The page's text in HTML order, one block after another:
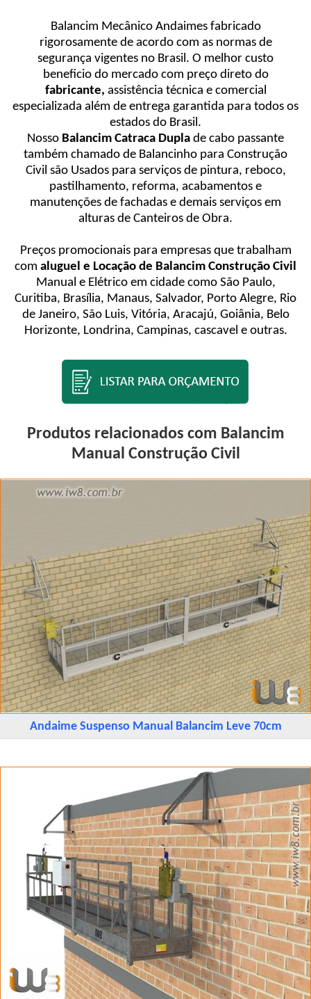
Balancim Mecânico Andaimes fabricado
rigorosamente de acordo com as normas de
segurança vigentes no Brasil. O melhor custo
beneficio do mercado com preço direto do
fabricante, assistência técnica e comercial
especializada além de entrega garantida para todos os
estados do Brasil.
Nosso Balancim Catraca Dupla de cabo passante
também chamado de Balancinho para Construção
Civil são Usados para serviços de pintura, reboco,
pastilhamento, reforma, acabamentos e
manutenções de fachadas e demais serviços em
alturas de Canteiros de Obra.
Preços promocionais para empresas que trabalham
com aluguel e Locação de Balancim Construção Civil
Manual e Elétrico em cidade como São Paulo,
Curitiba, Brasília, Manaus, Salvador, Porto Alegre, Rio
de Janeiro, São Luis, Vitória, Aracajú, Goiânia, Belo
Horizonte, Londrina, Campinas, cascavel e outras.
Produtos relacionados com Balancim
Manual Construção Civil
Andaime Suspenso Manual Balancim Leve 70cm